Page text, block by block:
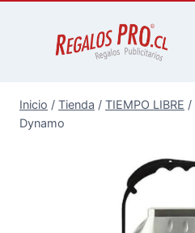
Inicio / Tienda / TIEMPO LIBRE /
Dynamo